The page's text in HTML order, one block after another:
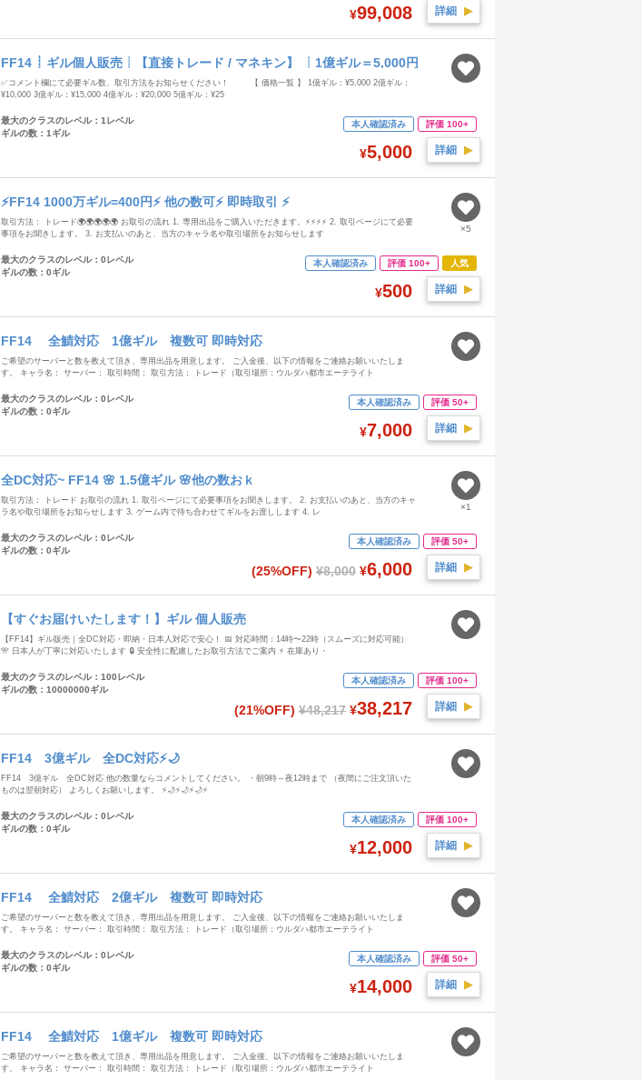
¥99,008 詳細 ▶︎
FF14 ┊ ギル個人販売┊【直接トレード / マネキン】 ┊1億ギル＝5,000円
～
✅️コメント欄にて必要ギル数、取引方法をお知らせください！ 【 価格一覧 】 1億ギル：¥5,000 2億ギル：
¥10,000 3億ギル：¥15,000 4億ギル：¥20,000 5億ギル：¥25
最大のクラスのレベル：1レベル
ギルの数：1ギル
本人確認済み 評価 100+
¥5,000 詳細 ▶︎
⚡FF14 1000万ギル=400円⚡ 他の数可⚡ 即時取引 ⚡
取引方法： トレード🌍🌍🌍🌍🌍 お取引の流れ 1. 専用出品をご購入いただきます。⚡⚡⚡⚡ 2. 取引ページにて必要
事項をお聞きします。 3. お支払いのあと、当方のキャラ名や取引場所をお知らせします
最大のクラスのレベル：0レベル
ギルの数：0ギル
本人確認済み 評価 100+ 人気
¥500 詳細 ▶︎
×5
FF14 全鯖対応 1億ギル 複数可 即時対応
ご希望のサーバーと数を教えて頂き、専用出品を用意します。 ご入金後、以下の情報をご連絡お願いいたしま
す。 キャラ名： サーバー： 取引時間： 取引方法： トレード（取引場所：ウルダハ都市エーテライト
最大のクラスのレベル：0レベル
ギルの数：0ギル
本人確認済み 評価 50+
¥7,000 詳細 ▶︎
全DC対応~ FF14 🌸 1.5億ギル 🌸他の数おｋ
取引方法： トレード お取引の流れ 1. 取引ページにて必要事項をお聞きします。 2. お支払いのあと、当方のキャ
ラ名や取引場所をお知らせします 3. ゲーム内で待ち合わせてギルをお渡しします 4. レ
最大のクラスのレベル：0レベル
ギルの数：0ギル
本人確認済み 評価 50+
(25%OFF) ¥8,000 ¥6,000 詳細 ▶︎
×1
【すぐお届けいたします！】ギル 個人販売
【FF14】ギル販売｜全DC対応・即納・日本人対応で安心！ 📅 対応時間：14時〜22時（スムーズに対応可能）
🎌 日本人が丁寧に対応いたします 🔒 安全性に配慮したお取引方法でご案内 ⚡ 在庫あり・
最大のクラスのレベル：100レベル
ギルの数：10000000ギル
本人確認済み 評価 100+
(21%OFF) ¥48,217 ¥38,217 詳細 ▶︎
FF14 3億ギル 全DC対応⚡🌙
FF14 3億ギル 全DC対応 他の数量ならコメントしてください。 ・朝9時～夜12時まで （夜間にご注文頂いた
ものは翌朝対応） よろしくお願いします。 ⚡🌙⚡🌙⚡🌙⚡
最大のクラスのレベル：0レベル
ギルの数：0ギル
本人確認済み 評価 100+
¥12,000 詳細 ▶︎
FF14 全鯖対応 2億ギル 複数可 即時対応
ご希望のサーバーと数を教えて頂き、専用出品を用意します。 ご入金後、以下の情報をご連絡お願いいたしま
す。 キャラ名： サーバー： 取引時間： 取引方法： トレード（取引場所：ウルダハ都市エーテライト
最大のクラスのレベル：0レベル
ギルの数：0ギル
本人確認済み 評価 50+
¥14,000 詳細 ▶︎
FF14 全鯖対応 1億ギル 複数可 即時対応
ご希望のサーバーと数を教えて頂き、専用出品を用意します。 ご入金後、以下の情報をご連絡お願いいたしま
す。 キャラ名： サーバー： 取引時間： 取引方法： トレード（取引場所：ウルダハ都市エーテライト